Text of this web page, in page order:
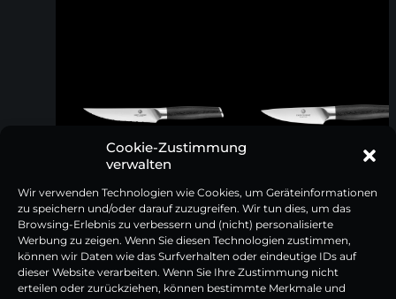
Cookie-Zustimmung
verwalten
Wir verwenden Technologien wie Cookies, um Geräteinformationen
zu speichern und/oder darauf zuzugreifen. Wir tun dies, um das
Browsing-Erlebnis zu verbessern und (nicht) personalisierte
Werbung zu zeigen. Wenn Sie diesen Technologien zustimmen,
können wir Daten wie das Surfverhalten oder eindeutige IDs auf
dieser Website verarbeiten. Wenn Sie Ihre Zustimmung nicht
erteilen oder zurückziehen, können bestimmte Merkmale und